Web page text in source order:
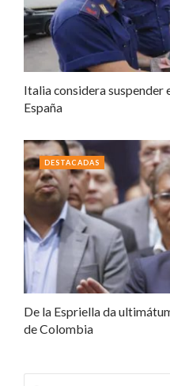
Italia considera suspender
España
De la Espriella da
de Colombia
DESTACADAS